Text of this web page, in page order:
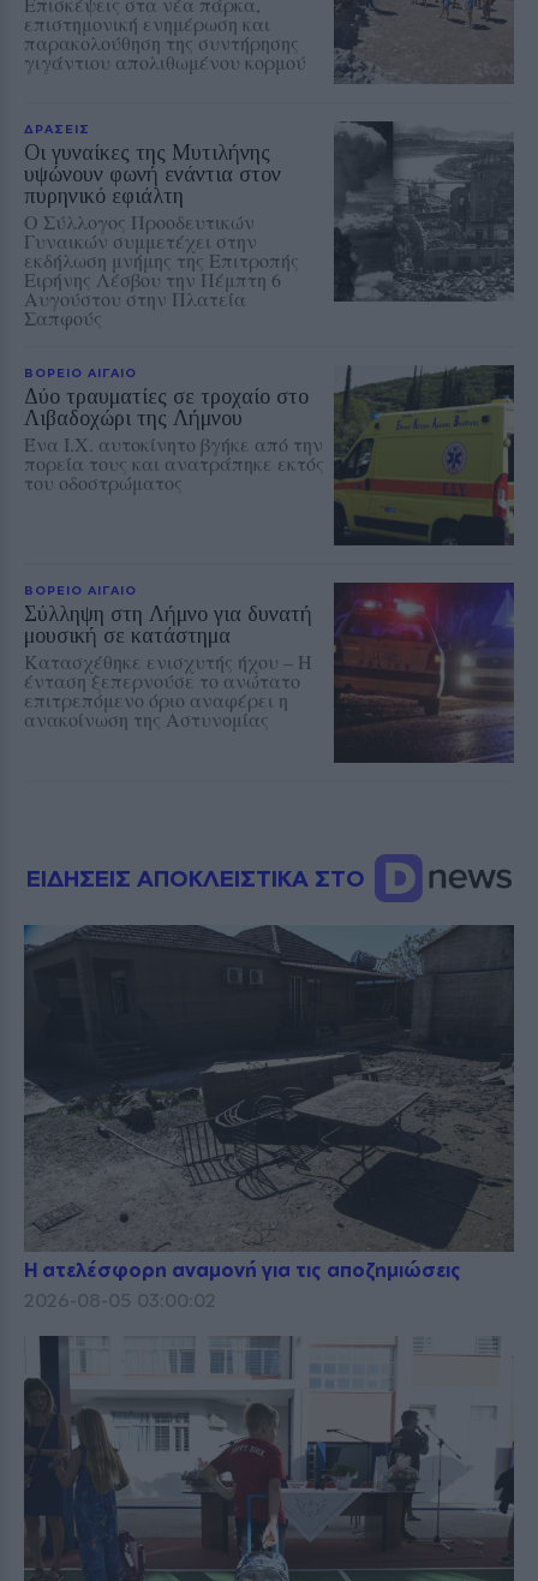
επιστημονική ενημέρωση και
παρακολούθηση της συντήρησης
γιγάντιου απολιθωμένου κορμού
ΔΡΑΣΕΙΣ
Οι γυναίκες της Μυτιλήνης
υψώνουν φωνή ενάντια στον
πυρηνικό εφιάλτη
Ο Σύλλογος Προοδευτικών
Γυναικών συμμετέχει στην
εκδήλωση μνήμης της Επιτροπής
Ειρήνης Λέσβου την Πέμπτη 6
Αυγούστου στην Πλατεία
Σαπφούς
ΒΟΡΕΙΟ ΑΙΓΑΙΟ
Δύο τραυματίες σε τροχαίο στο
Λιβαδοχώρι της Λήμνου
Ένα Ι.Χ. αυτοκίνητο βγήκε από την
πορεία τους και ανατράπηκε εκτός
του οδοστρώματος
ΒΟΡΕΙΟ ΑΙΓΑΙΟ
Σύλληψη στη Λήμνο για δυνατή
μουσική σε κατάστημα
Κατασχέθηκε ενισχυτής ήχου – Η
ένταση ξεπερνούσε το ανώτατο
επιτρεπόμενο όριο αναφέρει η
ανακοίνωση της Αστυνομίας
ΕΙΔΗΣΕΙΣ ΑΠΟΚΛΕΙΣΤΙΚΑ ΣΤΟ
Η ατελέσφορη αναμονή για τις αποζημιώσεις
2026-08-05 03:00:02